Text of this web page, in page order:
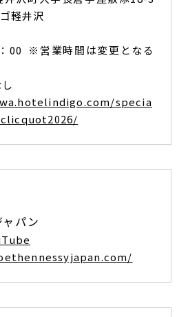
軽井沢
00 ※営業時間は変更となる
specia
パン